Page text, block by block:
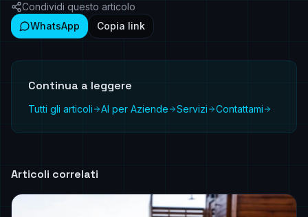
Condividi questo articolo
WhatsApp
Copia link
Continua a leggere
Tutti gli articoli AI per Aziende Servizi Contattami
Articoli correlati